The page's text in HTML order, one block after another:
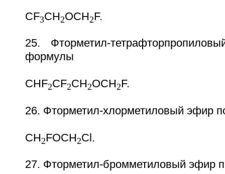
CF3CH2OCH2F.
25. Фторметил-
формулы
CHF2CF2CH 2OCH 2 F.
26. Фторметил-хлорметиловый эфир
CH2FOCH2Cl.
27. Фторметил-бромметиловый эфир